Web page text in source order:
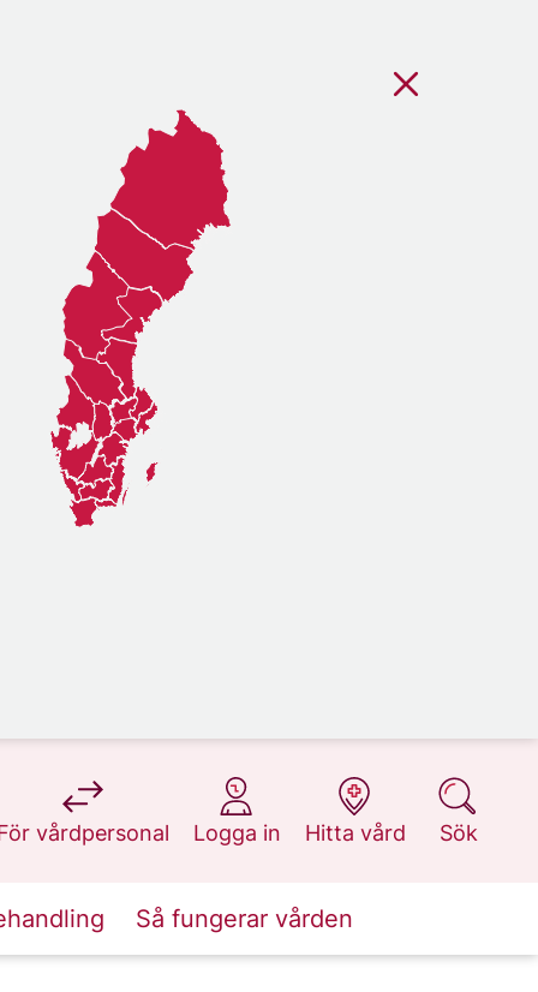
vårdpersonal
på 1177.se
Logga in
på 1177.se
Hitta vård
på 1177.se
Sök
på 1177.se
Så fungerar vården